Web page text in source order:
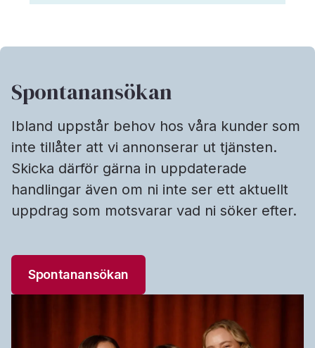
&
Spontanansökan
Ibland uppstår behov hos våra kunder som
inte tillåter att vi annonserar ut tjänsten.
Skicka därför gärna in uppdaterade
handlingar även om ni inte ser ett aktuellt
uppdrag som motsvarar vad ni söker efter.
Spontanansökan